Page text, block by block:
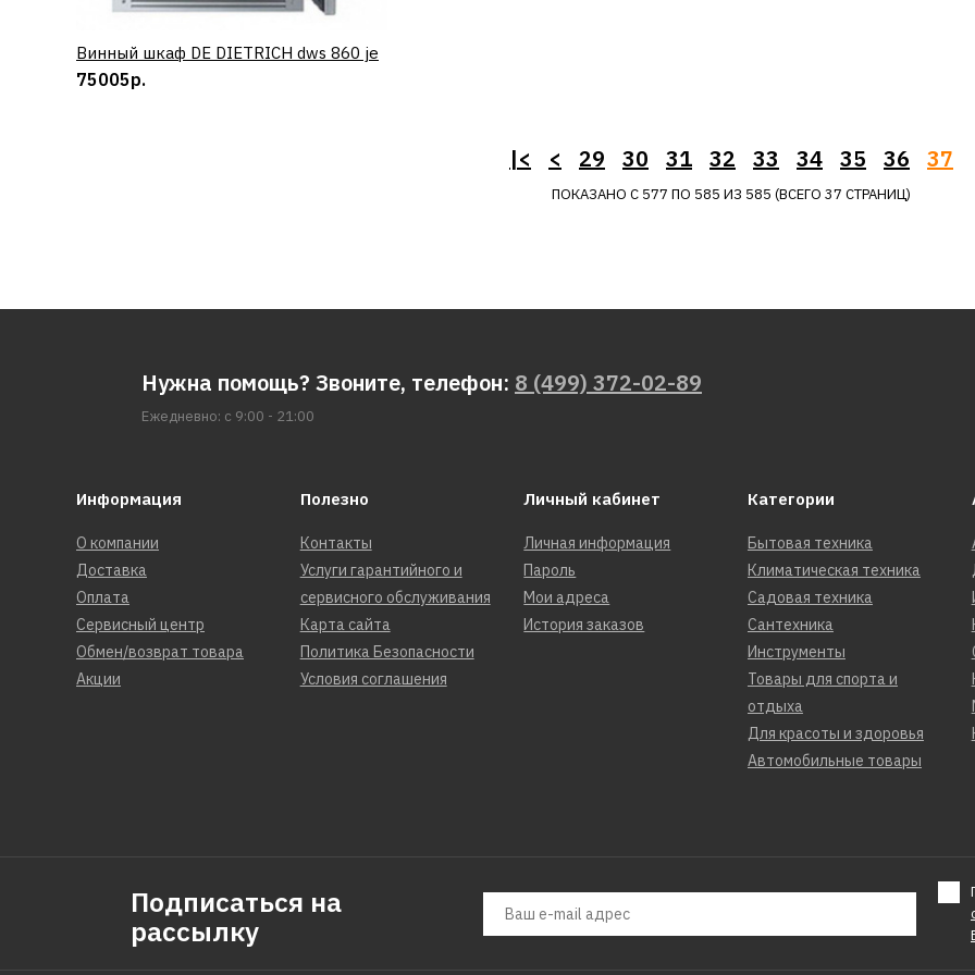
96380р.
ДОБАВИТЬ К СРАВНЕНИЮ
96990р.
КУПИТЬ
ДОБАВИТЬ К СРАВНЕНИЮ
ДОБАВИТЬ В ПОЖЕЛАНИЯ
КУПИТЬ
Винный шкаф DE DIETRICH dws 860 je
75005р.
|< < 29 30 31 32 33 34 35 36 37
ПОКАЗАНО С 577 ПО 585 ИЗ 585 (ВСЕГО 37 СТРАНИЦ)
Нужна помощь? Звоните, телефон: 8 (499) 372-02-89
Ежедневно: с 9:00 - 21:00
Информация
О компании
Доставка
Оплата
Сервисный центр
Обмен/возврат товара
Акции
Полезно
Контакты
Услуги гарантийного и
сервисного обслуживания
Карта сайта
Политика Безопасности
Условия соглашения
Личный кабинет
Личная информация
Пароль
Мои адреса
История заказов
Категории
Бытовая техника
Климатическая техника
Садовая техника
Сантехника
Инструменты
Товары для спорта и
отдыха
Для красоты и здоровья
Автомобильные товары
Подписаться на
рассылку